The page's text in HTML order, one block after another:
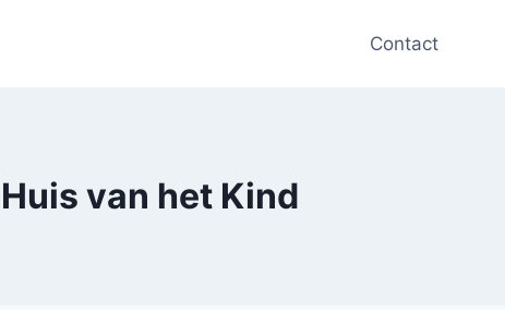
Contact
van het Kind